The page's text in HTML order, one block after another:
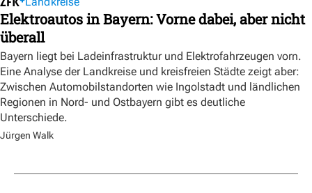
Elektroautos in Bayern: Vorne dabei, aber nicht
überall
Bayern liegt bei Ladeinfrastruktur und Elektrofahrzeugen vorn.
Eine Analyse der Landkreise und kreisfreien Städte zeigt aber:
Zwischen Automobilstandorten wie Ingolstadt und ländlichen
Regionen in Nord- und Ostbayern gibt es deutliche
Unterschiede.
Jürgen Walk